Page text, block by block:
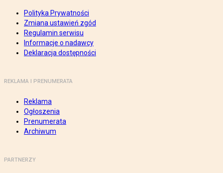
Polityka Prywatności
Zmiana ustawień zgód
Regulamin serwisu
Informacje o nadawcy
Deklaracja dostępności
REKLAMA I PRENUMERATA
Reklama
Ogłoszenia
Prenumerata
Archiwum
PARTNERZY